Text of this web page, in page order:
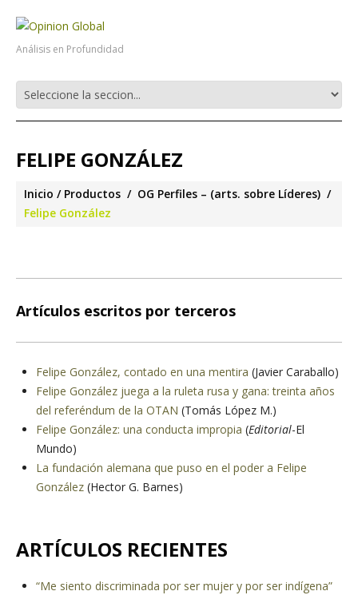
Análisis en Profundidad
FELIPE GONZÁLEZ
Inicio Productos
OG Perfiles – (arts. sobre Líderes)
Felipe González
Artículos escritos por terceros
Felipe González, contado en una mentira (Javier Caraballo)
Felipe González juega a la ruleta rusa y gana: treinta años
del referéndum de la OTAN (Tomás López M.)
Felipe González: una conducta impropia (Editorial-El
Mundo)
La fundación alemana que puso en el poder a Felipe
González (Hector G. Barnes)
ARTÍCULOS RECIENTES
“Me siento discriminada por ser mujer y por ser indígena”